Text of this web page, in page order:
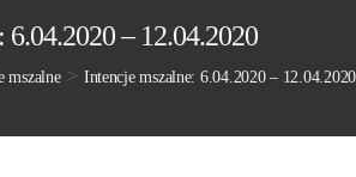
– 12.04.2020
mszalne> Intencje mszalne: 6.04.2020 – 12.04.2020